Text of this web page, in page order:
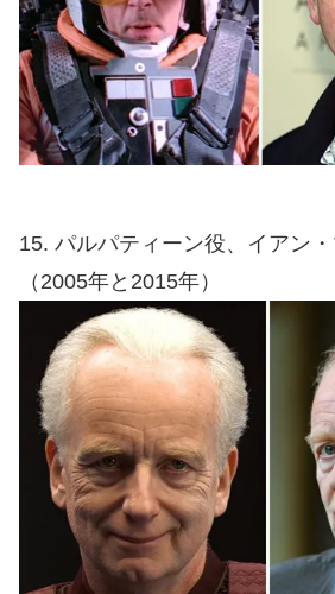
15. パルパティーン役、イアン
（2005年と2015年）